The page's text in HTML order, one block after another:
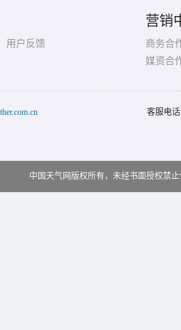
用户反馈
营销
商务合
媒资合
客服电
中国天气网版权所有，未经书面授权